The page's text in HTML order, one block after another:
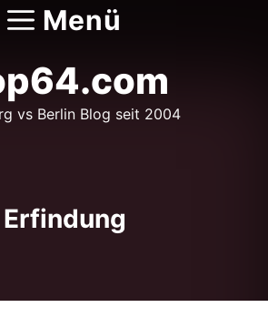
Menü
vs Berlin Blog seit 2004
Erfindung